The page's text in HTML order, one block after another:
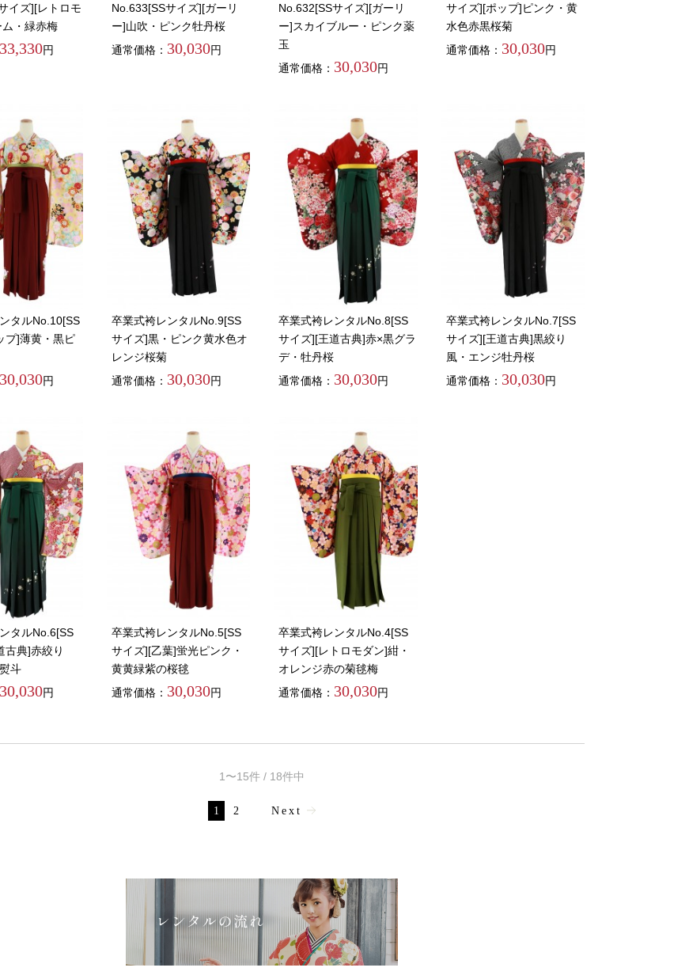
イズ][レトロモ
・緑赤梅
33,330円
No.633[SSサイズ][ガーリ
ー]山吹・ピンク牡丹桜
通常価格： 30,030円
No.632[SSサイズ][ガーリ
ー]スカイブルー・ピンク薬
玉
通常価格： 30,030円
サイズ][ポップ]ピンク・黄
水色赤黒桜菊
通常価格： 30,030円
タルNo.10[SS
プ]薄黄・黒ピ
30,030円
卒業式袴レンタルNo.9[SS
サイズ]黒・ピンク黄水色オ
レンジ桜菊
通常価格： 30,030円
卒業式袴レンタルNo.8[SS
サイズ][王道古典]赤×黒グラ
デ・牡丹桜
通常価格： 30,030円
卒業式袴レンタルNo.7[SS
サイズ][王道古典]黒絞り
風・エンジ牡丹桜
通常価格： 30,030円
タルNo.6[SS
古典]赤絞り
斗
30,030円
卒業式袴レンタルNo.5[SS
サイズ][乙葉]蛍光ピンク・
黄黄緑紫の桜毬
通常価格： 30,030円
卒業式袴レンタルNo.4[SS
サイズ][レトロモダン]紺・
オレンジ赤の菊毬梅
通常価格： 30,030円
1〜15件 / 18件中
1 2 Next